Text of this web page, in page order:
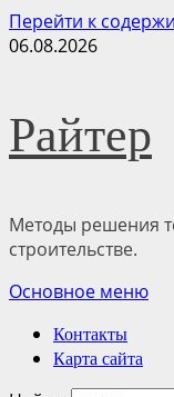
Перейти к
06.08.2026
Райтер
Методы решения
строительстве.
Основное меню
Контакты
Карта сайта